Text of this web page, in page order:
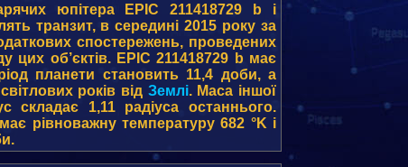
юпітера EPIC 211418729 b і
транзит, в середині 2015 року за
спостережень, проведених
цих об’єктів. EPIC 211418729 b має
планети становить 11,4 доби, а
років від Землі. Маса іншої
складає 1,11 радіуса останнього.
рівноважну температуру 682 °K і